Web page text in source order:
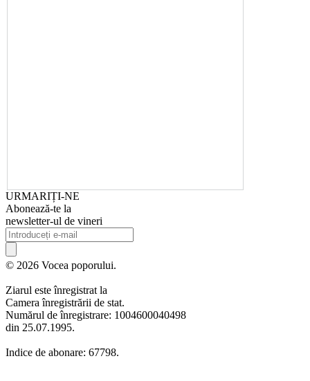
URMARIȚI-NE
Abonează-te la
newsletter-ul de vineri
© 2026 Vocea poporului.
Ziarul este înregistrat la
Camera înregistrării de stat.
Numărul de înregistrare: 1004600040498
din 25.07.1995.
Indice de abonare: 67798.